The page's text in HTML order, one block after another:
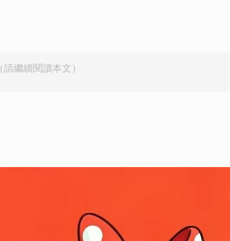
請繼續閱讀本文）